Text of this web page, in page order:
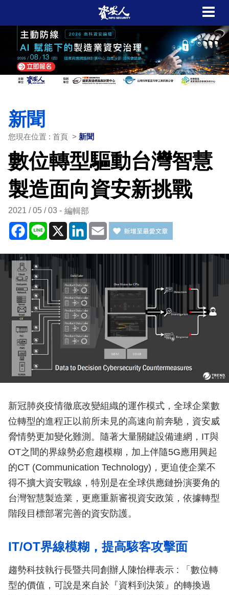
新聞
您現在位置 : 首頁 > 新聞
數位轉型驅動台灣智慧
製造面向資安新挑戰
2021 / 05 / 03 編輯部
Facebook
Line X LinkedIn
Email
新冠肺炎疫情徹底改變組織的運作模式，全球企業數
位轉型的進程正以前所未見的高速向前奔馳，資安威
脅情勢更加變化難測。隨著大量關鍵設備連網，IT與
OT之間的界線勢必愈趨模糊，加上伴隨5G應用興起
的CT (Communication Technology)，更迫使企業不
得不擴大資安戰線，特別是在全球供應鏈扮演要角的
台灣智慧製造業，更應重新審視資安政策，依據轉型
階段目標部署完善的資安防護。
IT/OT界線模糊，提高駭客攻擊面
趨勢科技執行長暨共同創辦人陳怡樺表示 : 「數位轉
型的價值，可說是來自於『資料到決策』的轉換過